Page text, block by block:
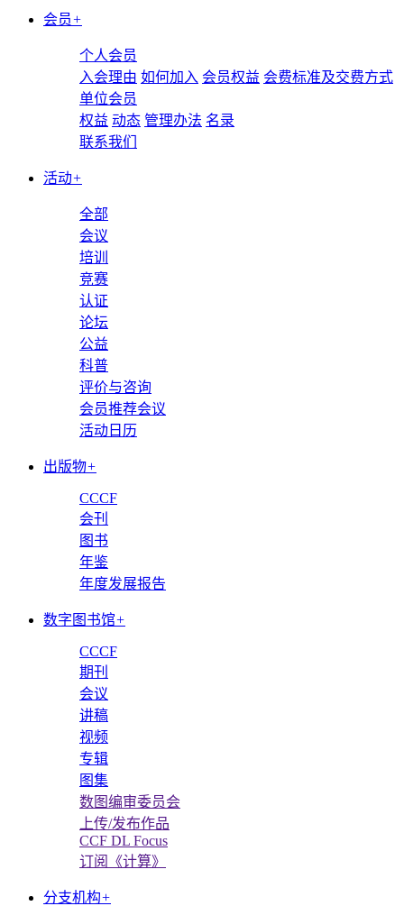
会员+
个人会员
入会理由 如何加入 会员权益 会费标准及交费方式
单位会员
权益 动态 管理办法 名录
联系我们
活动+
全部
会议
培训
竞赛
认证
论坛
公益
科普
评价与咨询
会员推荐会议
活动日历
出版物+
CCCF
会刊
图书
年鉴
年度发展报告
数字图书馆+
CCCF
期刊
会议
讲稿
视频
专辑
图集
数图编审委员会
上传/发布作品
CCF DL Focus
订阅《计算》
分支机构+